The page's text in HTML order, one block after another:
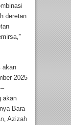
deretan
akan
2025
akan
Bara
Azizah